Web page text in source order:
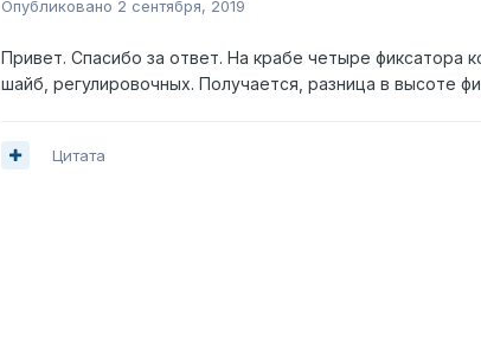
Опубликовано 2 сентября, 2019
Привет. Спасибо за ответ. На крабе четыре фиксатора
шайб, регулировочных. Получается, разница в высоте
Цитата